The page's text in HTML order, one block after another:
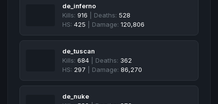
de_inferno
Kills: 916 | Deaths: 528
HS: 425 | Damage: 120,806
de_tuscan
Kills: 684 | Deaths: 362
HS: 297 | Damage: 86,270
de_nuke